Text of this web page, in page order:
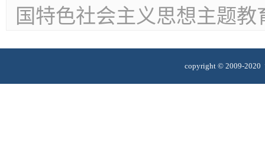
国特色社会主义思想主题
copyright © 2009-2020